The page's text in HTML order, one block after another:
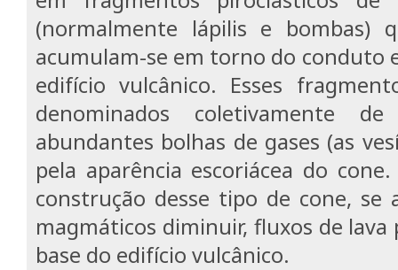
(normalmente lápilis e bombas)
acumulam-se em torno do conduto
edifício vulcânico. Esses
denominados coletivamente
abundantes bolhas de gases (as
pela aparência escoriácea do
construção desse tipo de cone, se
magmáticos diminuir, fluxos de
base do edifício vulcânico.